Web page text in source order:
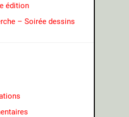
édition
– Soirée dessins